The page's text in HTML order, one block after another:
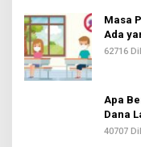
Masa
Ada
62716
Apa
Dana
40707